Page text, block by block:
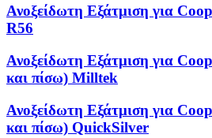
Ανοξείδωτη Eξάτμιση για
R56
Ανοξείδωτη Εξάτμιση για
και πίσω) Milltek
Ανοξείδωτη Εξάτμιση για
και πίσω) QuickSilver